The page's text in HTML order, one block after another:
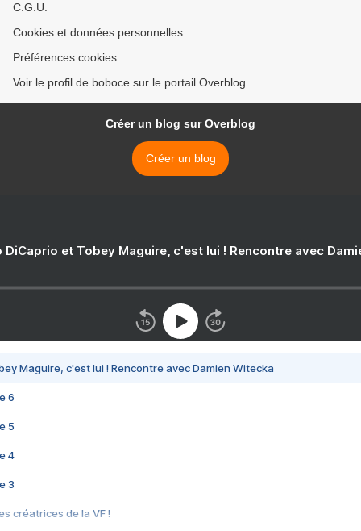
C.G.U.
Cookies et données personnelles
Préférences cookies
Voir le profil de boboce sur le portail Overblog
Créer un blog sur Overblog
Créer un blog
DiCaprio et Tobey Maguire, c'est lui ! Rencontre avec
Maguire, c'est lui ! Rencontre avec Damien Witecka
6
5
4
3
créatrices de la VF !